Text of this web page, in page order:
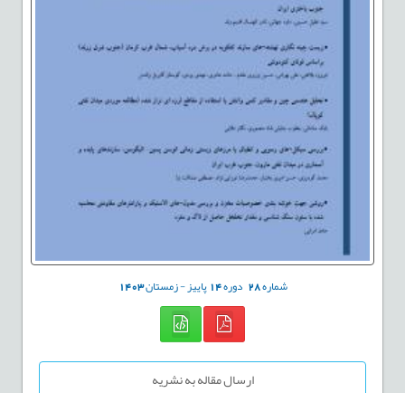
شماره28 دوره14پاییز - زمستان1403
ارسال مقاله به نشریه